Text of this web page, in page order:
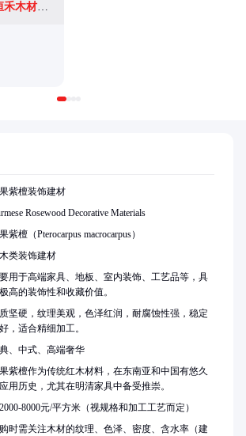
紫檀装饰建材
Rosewood Decorative Materials
紫檀（Pterocarpus macrocarpus）
类装饰建材
用于高端家具、地板、室内装饰、工艺品等，具
高的装饰性和收藏价值。
坚硬，纹理美观，色泽红润，耐腐蚀性强，稳定
，适合精细加工。
、中式、高端奢华
紫檀作为传统红木材料，在东南亚和中国有悠久
用历史，尤其在明清家具中备受推崇。
8000元/平方米（视规格和加工工艺而定）
时需关注木材的纹理、色泽、密度、含水率（建